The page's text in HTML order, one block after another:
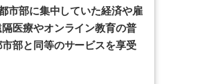
市部に集中していた経済や雇
医療やオンライン教育の普
部と同等のサービスを享受